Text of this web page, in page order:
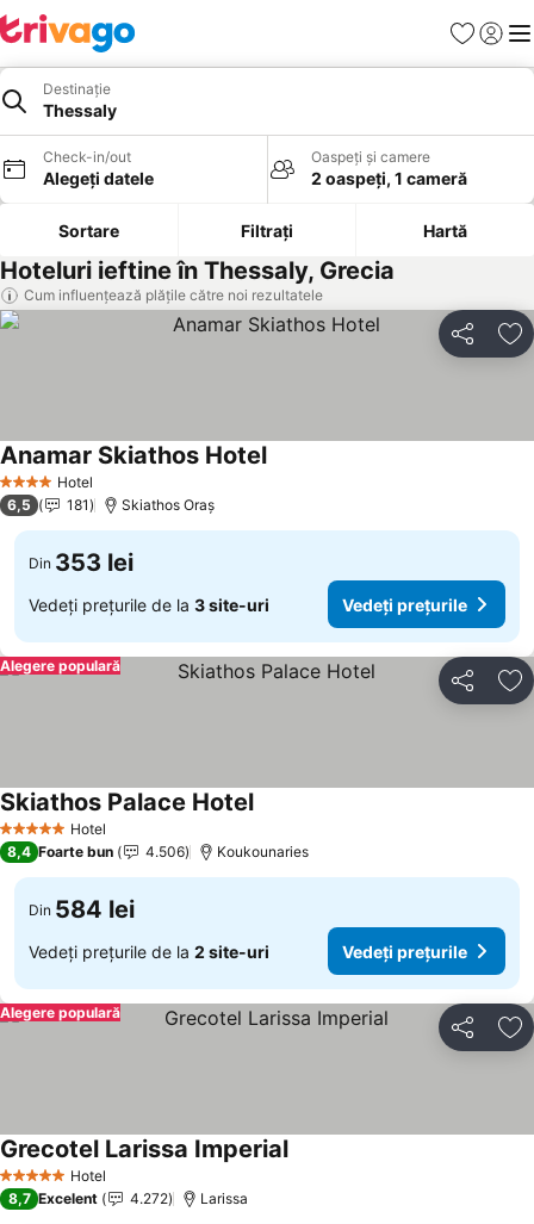
Favorite
Destinație
Thessaly
Check-in/out
Alegeți datele
Oaspeți și camere
2 oaspeți, 1 cameră
Sortare Filtrați Hartă
Hoteluri ieftine în Thessaly, Grecia
Cum influențează plățile către noi rezultatele
Distribuiți
4 Stele Hotel
Anamar Skiathos Hotel
6,5 181 Skiathos Oraș
Din 353 lei
Vedeți prețurile de la 3 site-uri Vedeți prețurile
Distribuiți
Alegere populară
5 Stele Hotel
Skiathos Palace Hotel
8,4 Foarte bun 4.506 Koukounaries
Din 584 lei
Vedeți prețurile de la 2 site-uri Vedeți prețurile
Distribuiți
Alegere populară
5 Stele Hotel
Grecotel Larissa Imperial
8,7 Excelent 4.272 Larissa